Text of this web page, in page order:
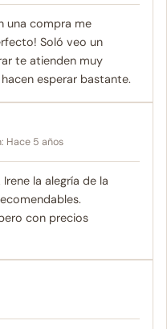
una compra me
Soló veo un
te atienden muy
esperar bastante.
Hace 5 años
la alegría de la
con precios